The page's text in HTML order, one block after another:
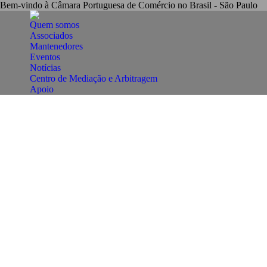
Bem-vindo à Câmara Portuguesa de Comércio no Brasil - São Paulo
Quem somos
Associados
Mantenedores
Eventos
Notícias
Centro de Mediação e Arbitragem
Apoio